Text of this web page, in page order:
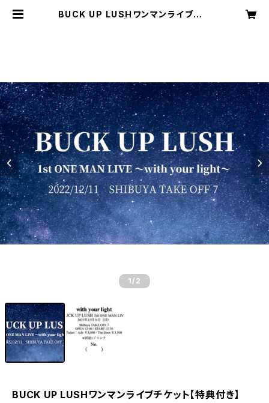
BUCK UP LUSHワンマンライブチケ
1 /2
BUCK UP LUSHワンマンライブチケット【特典付き】